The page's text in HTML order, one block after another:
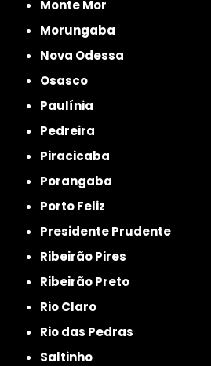
Monte Mor
Morungaba
Nova Odessa
Osasco
Paulínia
Pedreira
Piracicaba
Porangaba
Porto Feliz
Presidente Prudente
Ribeirão Pires
Ribeirão Preto
Rio Claro
Rio das Pedras
Saltinho